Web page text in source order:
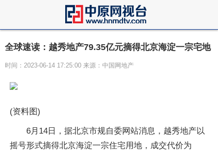
全球速读：越秀地产79.35亿元摘得北京海淀一宗宅地
时间：2023-06-14 17:25:00 来源：中国网地产
(资料图)
6月14日，据北京市规自委网站消息，越秀地产以
摇号形式摘得北京海淀一宗住宅用地，成交代价为